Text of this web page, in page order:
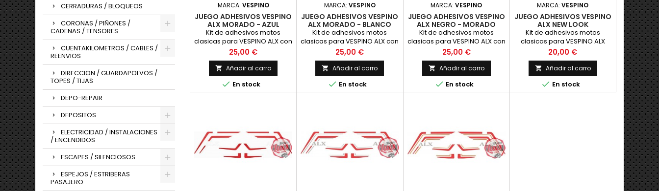
CERRADURAS / BLOQUEOS
CORONAS / PIÑONES /
CADENAS / TENSORES
CUENTAKILOMETROS / CABLES /
REENVIOS
DIRECCION / GUARDAPOLVOS /
TOPES / TIJAS
DEPO-REPAIR
DEPOSITOS
ELECTRICIDAD / INSTALACIONES
/ ENCENDIDOS
ESCAPES / SILENCIOSOS
ESPEJOS / ESTRIBERAS
PASAJERO
MARCA: VESPINO
JUEGO ADHESIVOS VESPINO
ALX MORADO - AZUL
Kit de adhesivos motos
clasicas para VESPINO ALX con
franjas gruesas MORADAS y
finas en color AZUL. LEYENDAS
DE ALX en AZUL. Juego de
Pegatinas Completo - Vinilo
para Moto, m&aacute;xima
Calidad.
Precio
25,00 €
 Añadir al carro
 En stock
MARCA: VESPINO
JUEGO ADHESIVOS VESPINO
ALX MORADO - BLANCO
Kit de adhesivos motos
clasicas para VESPINO ALX con
franjas gruesas MORADAS y
finas en color BLANCO,
LEYENDAS DE ALX en BLANCO.
Juego de Pegatinas
Completo - Vinilo para Moto,
m&aacute;xima Calidad.
Precio
25,00 €
 Añadir al carro
 En stock
MARCA:VESPINO
JUEGO ADHESIVOS VESPINO
ALX NEGRO - MORADO
Kit de adhesivos motos
clasicas para VESPINO ALX con
franjas gruesas NEGRAS y finas
en color MORADO, LEYENDAS
DE ALX en MORADO. Juego de
Pegatinas Completo - Vinilo
para Moto, m&aacute;xima
Calidad.
Precio
25,00 €
 Añadir al carro
 En stock
MARCA:VESPINO
JUEGO ADHESIVOS VESPINO
ALX NEW LOOK
Kit de adhesivos motos
clasicas para VESPINO ALX
NEW LOOK. Juego de
Pegatinas Completo - Vinilo
para Moto, m&aacute;xima
Calidad.
Precio
20,00 €
 Añadir al carro
 En stock